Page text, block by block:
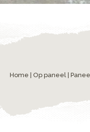
Home Op paneel